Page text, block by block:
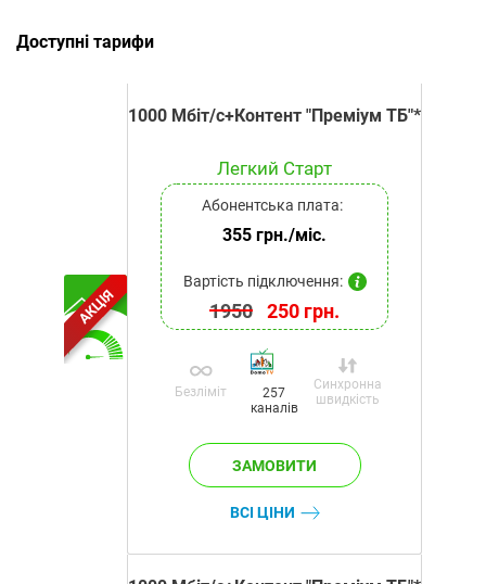
Доступні тарифи
АКЦІЯ
1000 Мбіт/с+Контент "Преміум ТБ"*
Легкий Старт
Абонентська плата:
355 грн./міс.
Вартість підключення:
1950 250 грн.
Безліміт
257
каналів
Синхронна
швидкість
ВСІ ЦІНИ